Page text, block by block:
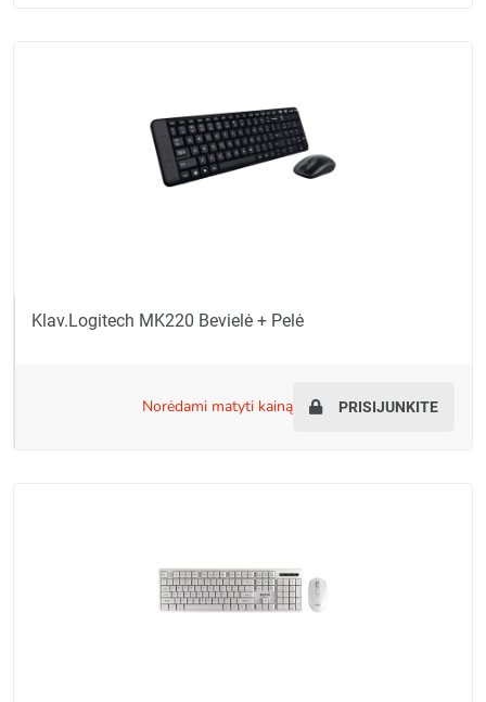
Klav.Logitech MK220 Bevielė + Pelė
norėdami matyti kainą PRISIJUNKITE